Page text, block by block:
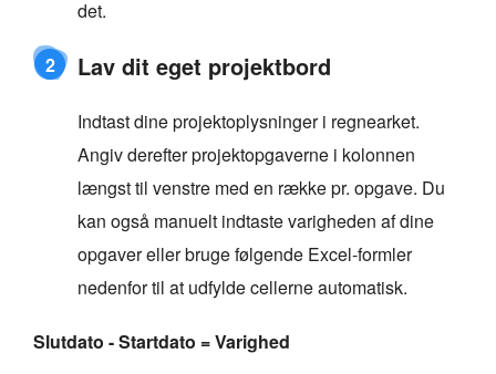
det.
2 Lav dit eget projektbord
Indtast dine projektoplysninger i regnearket.
Angiv derefter projektopgaverne i kolonnen
længst til venstre med en række pr. opgave. Du
kan også manuelt indtaste varigheden af dine
opgaver eller bruge følgende Excel-formler
nedenfor til at udfylde cellerne automatisk.
Slutdato - Startdato = Varighed